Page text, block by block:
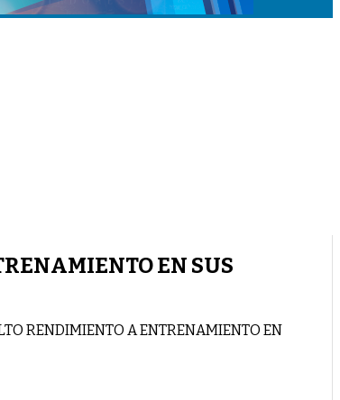
EN SUS
RENDIMIENTO A ENTRENAMIENTO EN